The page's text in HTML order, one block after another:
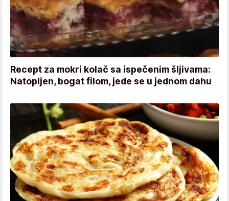
Recept za mokri kolač sa ispečenim šljivama:
Natopljen, bogat filom, jede se u jednom dahu